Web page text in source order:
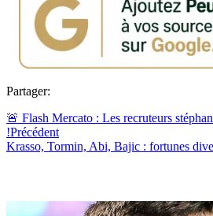
Partager:
🚨 Flash Mercato : Les recruteurs
!Précédent
Krasso, Tormin, Abi, Bajic : fortunes